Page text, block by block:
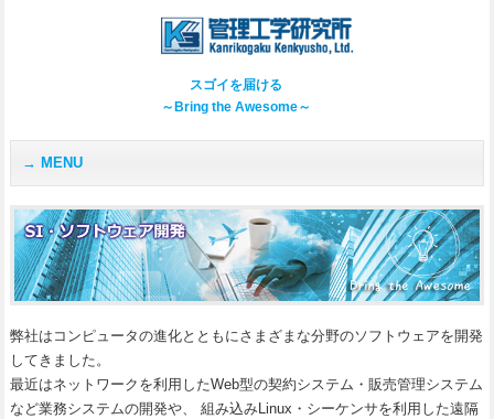
スゴイを届ける
～Bring the Awesome～
MENU
弊社はコンピュータの進化とともにさまざまな分野のソフトウェアを開発
してきました。
最近はネットワークを利用したWeb型の契約システム・販売管理システム
など業務システムの開発や、 組み込みLinux・シーケンサを利用した遠隔